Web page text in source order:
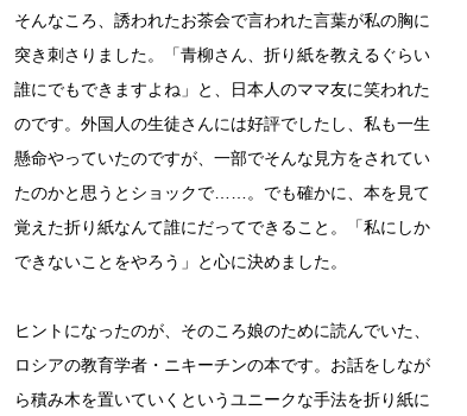
そんなころ、誘われたお茶会で言われた言葉が私の胸に
突き刺さりました。「青柳さん、折り紙を教えるぐらい
誰にでもできますよね」と、日本人のママ友に笑われた
のです。外国人の生徒さんには好評でしたし、私も一生
懸命やっていたのですが、一部でそんな見方をされてい
たのかと思うとショックで……。でも確かに、本を見て
覚えた折り紙なんて誰にだってできること。「私にしか
できないことをやろう」と心に決めました。
ヒントになったのが、そのころ娘のために読んでいた、
ロシアの教育学者・ニキーチンの本です。お話をしなが
ら積み木を置いていくというユニークな手法を折り紙に